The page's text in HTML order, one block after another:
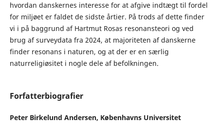
hvordan danskernes interesse for at afgive indtægt til fordel
for miljøet er faldet de sidste årtier. På trods af dette finder
vi i på baggrund af Hartmut Rosas resonansteori og ved
brug af surveydata fra 2024, at majoriteten af danskerne
finder resonans i naturen, og at der er en særlig
naturreligiøsitet i nogle dele af befolkningen.
Forfatterbiografier
Peter Birkelund Andersen, Københavns Universitet